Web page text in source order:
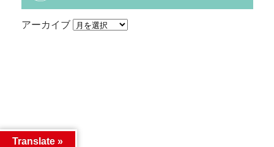
アーカイブ
Translate »